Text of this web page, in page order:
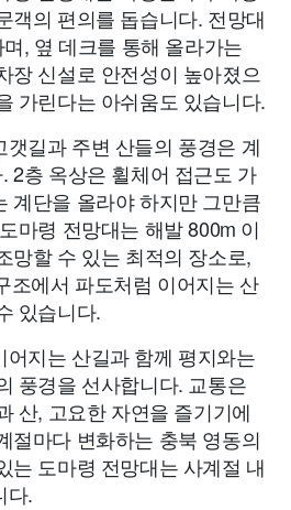
객의 편의를 돕습니다. 전망대
, 옆 데크를 통해 올라가는
장 신설로 안전성이 높아졌으
가린다는 아쉬움도 있습니다.
길과 주변 산들의 풍경은 계
2층 옥상은 휠체어 접근도 가
계단을 올라야 하지만 그만큼
마령 전망대는 해발 800m 이
망할 수 있는 최적의 장소로,
조에서 파도처럼 이어지는 산
있습니다.
어지는 산길과 함께 평지와는
풍경을 선사합니다. 교통은
산, 고요한 자연을 즐기기에
절마다 변화하는 충북 영동의
는 도마령 전망대는 사계절 내
다.